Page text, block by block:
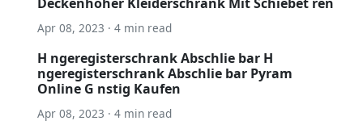
Apr 08, 2023 · 4 min read
H ngeregisterschrank Abschlie bar H
ngeregisterschrank Abschlie bar Pyram
Online G nstig Kaufen
Apr 08, 2023 · 4 min read